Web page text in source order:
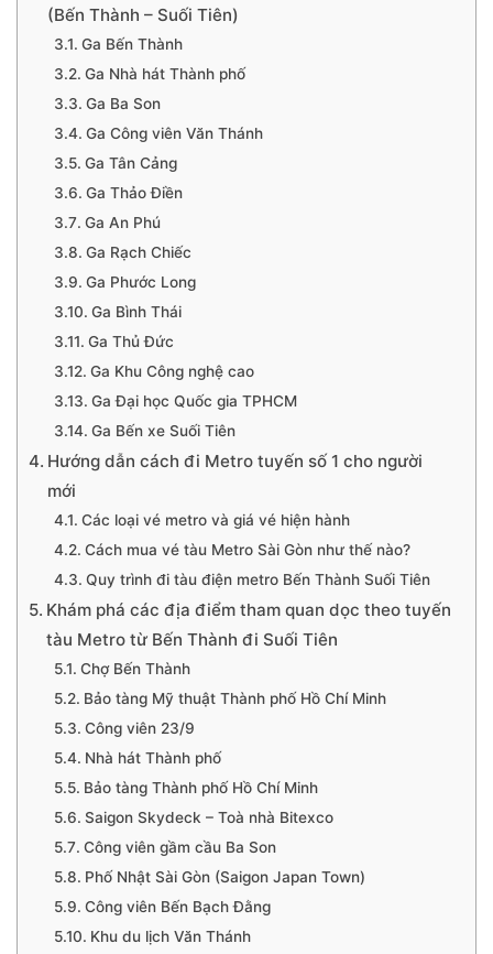
(Bến Thành – Suối Tiên)
Ga Bến Thành
Ga Nhà hát Thành phố
Ga Ba Son
Ga Công viên Văn Thánh
Ga Tân Cảng
Ga Thảo Điền
Ga An Phú
Ga Rạch Chiếc
Ga Phước Long
Ga Bình Thái
Ga Thủ Đức
Ga Khu Công nghệ cao
Ga Đại học Quốc gia TPHCM
Ga Bến xe Suối Tiên
Hướng dẫn cách đi Metro tuyến số 1 cho người
mới
Các loại vé metro và giá vé hiện hành
Cách mua vé tàu Metro Sài Gòn như thế nào?
Quy trình đi tàu điện metro Bến Thành Suối Tiên
Khám phá các địa điểm tham quan dọc theo tuyến
tàu Metro từ Bến Thành đi Suối Tiên
Chợ Bến Thành
Bảo tàng Mỹ thuật Thành phố Hồ Chí Minh
Công viên 23/9
Nhà hát Thành phố
Bảo tàng Thành phố Hồ Chí Minh
Saigon Skydeck – Toà nhà Bitexco
Công viên gầm cầu Ba Son
Phố Nhật Sài Gòn (Saigon Japan Town)
Công viên Bến Bạch Đằng
Khu du lịch Văn Thánh